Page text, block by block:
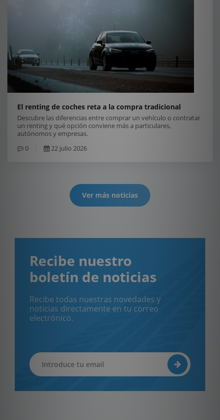
El renting de coches reta a la compra tradicional
Descubre las diferencias entre comprar un vehículo o contratar
un renting y qué opción conviene más a particulares,
autónomos y empresas.
0
22 julio 2026
Ver más noticias
Recibe nuestro
boletín de noticias
Recibe todas nuestras novedades y
noticias directamente en tu correo
electrónico.